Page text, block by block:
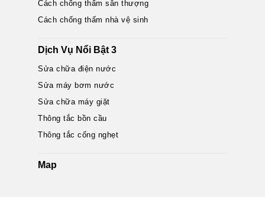
Cách chống thấm sân thượng
Cách chống thấm nhà vệ sinh
Dịch Vụ Nổi Bật 3
Sửa chữa điện nước
Sửa máy bơm nước
Sửa chữa máy giặt
Thông tắc bồn cầu
Thông tắc cống nghẹt
Map